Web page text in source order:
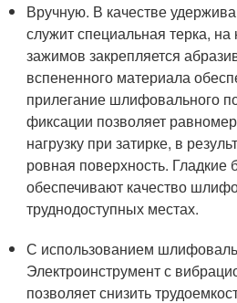
Вручную. В качестве
служит специальная терка,
зажимов закрепляется
вспененного материала
прилегание шлифовального
фиксации позволяет
нагрузку при затирке, в
ровная поверхность. Гладкие
обеспечивают качество
труднодоступных местах.
С использованием
Электроинструмент с
позволяет снизить